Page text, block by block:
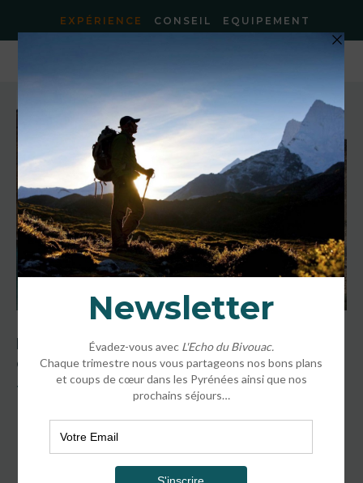
EXPÉRIENCE CONSEIL EQUIPEMENT
Lanzarote aux Canaries – Rando
confort au milieu des volcans
TREKS ET VOYAGES
La découverte intimiste d'une île aux paysages uniques